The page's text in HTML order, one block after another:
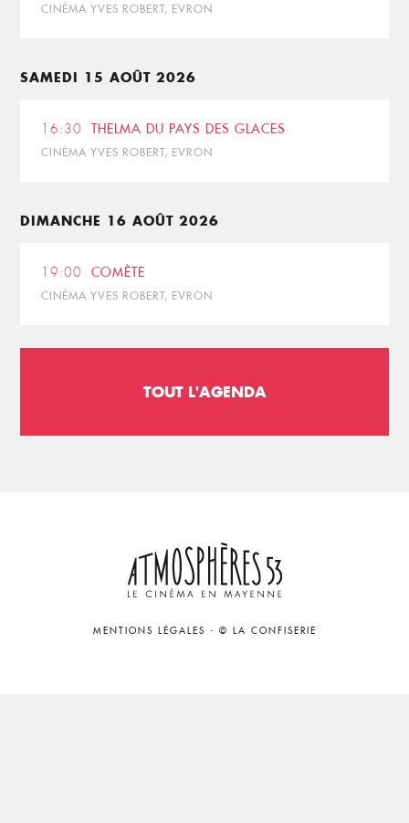
CINÉMA YVES ROBERT, EVRON
SAMEDI 15 AOÛT 2026
16:30 THELMA DU PAYS DES GLACES
CINÉMA YVES ROBERT, EVRON
DIMANCHE 16 AOÛT 2026
19:00 COMÈTE
CINÉMA YVES ROBERT, EVRON
TOUT L'AGENDA
MENTIONS LÉGALES - © LA CONFISERIE